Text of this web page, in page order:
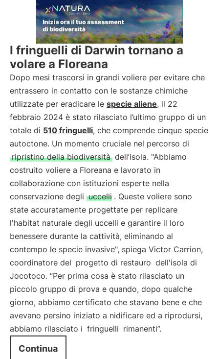
I fringuelli di Darwin tornano a
volare a Floreana
Dopo mesi trascorsi in grandi voliere per evitare che
entrassero in contatto con le sostanze chimiche
utilizzate per eradicare le specie aliene, il 22
febbraio 2024 è stato rilasciato l’ultimo gruppo di un
totale di 510 fringuelli, che comprende cinque specie
autoctone. Un momento cruciale nel percorso di
ripristino della biodiversità dell’isola. "Abbiamo
costruito voliere a Floreana e lavorato in
collaborazione con istituzioni esperte nella
conservazione degli uccelli . Queste voliere sono
state accuratamente progettate per replicare
l'habitat naturale degli uccelli e garantire il loro
benessere durante la cattività, eliminando al
contempo le specie invasive", spiega Victor Carrion,
coordinatore del progetto di restauro dell'isola di
Jocotoco. “Per prima cosa è stato rilasciato un
piccolo gruppo di prova e quando, dopo qualche
giorno, abbiamo certificato che stavano bene e che
avevano persino iniziato a nidificare ed a riprodursi,
abbiamo rilasciato i fringuelli rimanenti”.
Continua